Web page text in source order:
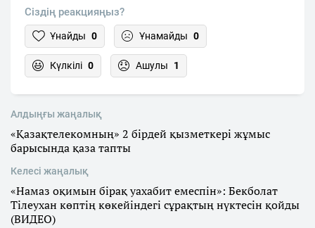
Сіздің реакцияңыз?
Ұнайды 0 Ұнамайды 0
Күлкілі 0 Ашулы 1
Алдыңғы жаңалық
«Қазақтелекомның» 2 бірдей қызметкері жұмыс
барысында қаза тапты
Келесі жаңалық
«Намаз оқимын бірақ уахабит емеспін»: Бекболат
Тілеухан көптің көкейіндегі сұрақтың нүктесін қойды
(ВИДЕО)